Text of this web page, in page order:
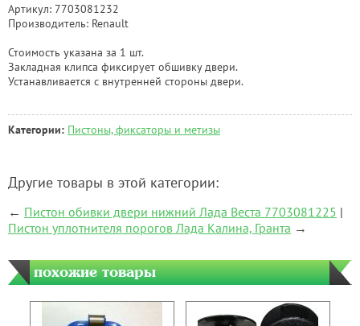
Артикул: 7703081232
Производитель: Renault
Стоимость указана за 1 шт.
Закладная клипса фиксирует обшивку двери.
Устанавливается с внутренней стороны двери.
Категории: Пистоны, фиксаторы и метизы
Другие товары в этой категории:
← Пистон обивки двери нижний Лада Веста 7703081225 |
Пистон уплотнителя порогов Лада Калина, Гранта →
похожие товары